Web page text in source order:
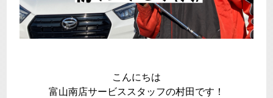
こんにちは
富山南店サービススタッフの村田です！